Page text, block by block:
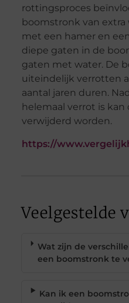
rottingsproces
boomstronk van extra
met een hamer en
diepe gaten in de
gaten met water. De
uiteindelijk verrotten
aantal jaren duren.
helemaal verrot is
verwijderd worden.
https://
Veelgestelde
Wat zijn de
een boomstronk te
Kan ik een